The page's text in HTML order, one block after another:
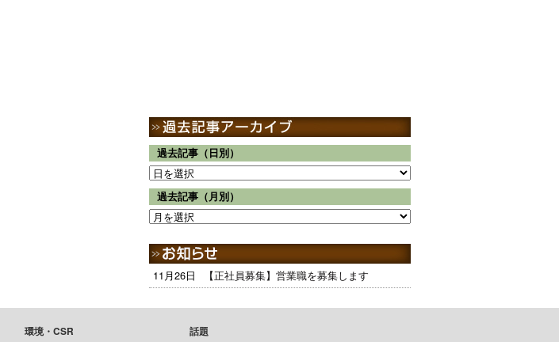
過去記事（日別）
過去記事（月別）
11月26日 【正社員募集】営業職を募集します
環境・CSR 話題